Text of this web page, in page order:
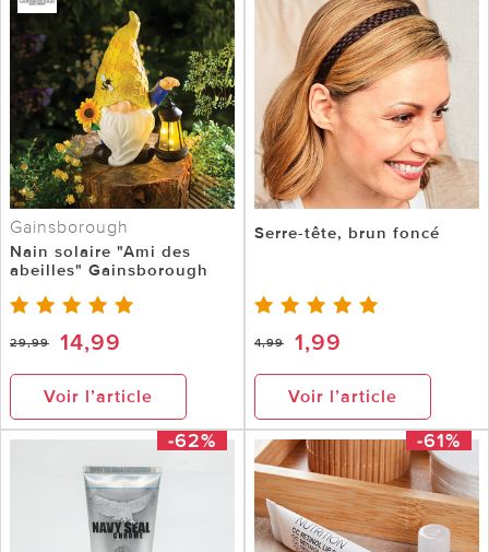
Gainsborough
Nain solaire "Ami des
abeilles" Gainsborough
29,99 14,99
Voir l’article
Serre-tête, brun foncé
4,99 1,99
Voir l’article
-62% -61%